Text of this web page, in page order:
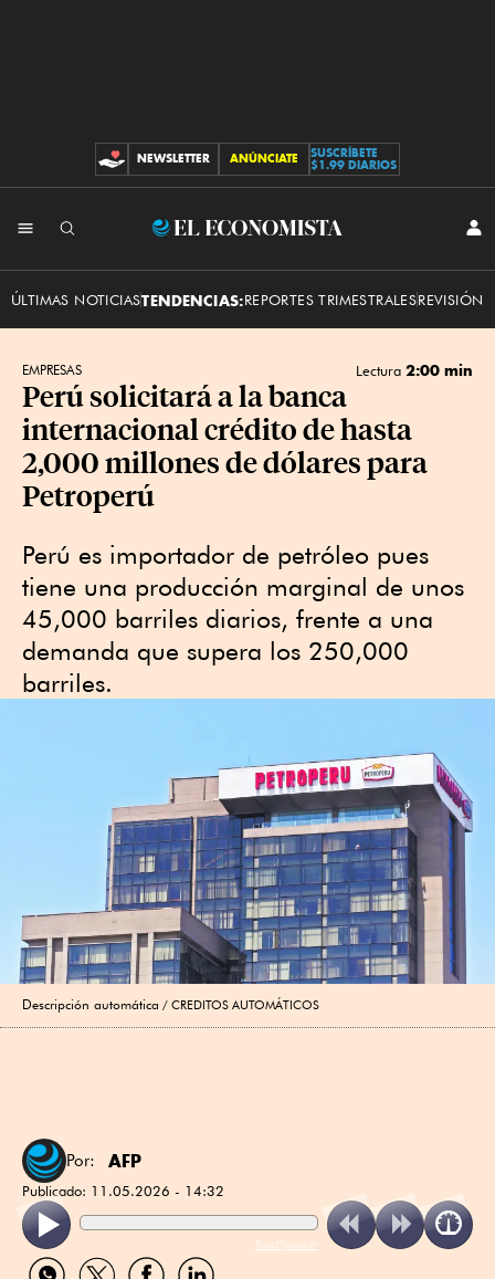
CONTRIBUCIONES
NEWSLETTER ANÚNCIATE
SUSCRÍBETE
$1.99 DIARIOS
El
ÚLTIMAS NOTICIASTENDENCIAS:REPORTES TRIMESTRALESREVISIÓN
EMPRESAS Lectura 2:00 min
Perú solicitará a la banca
internacional crédito de hasta
2,000 millones de dólares para
Petroperú
Perú es importador de petróleo pues
tiene una producción marginal de unos
45,000 barriles diarios, frente a una
demanda que supera los 250,000
barriles.
Descripción automática CREDITOS AUTOMÁTICOS
Por: AFP
Publicado: 11.05.2026 - 14:32
ReadSpeaker
CompartirCompartirCompartirCompartir